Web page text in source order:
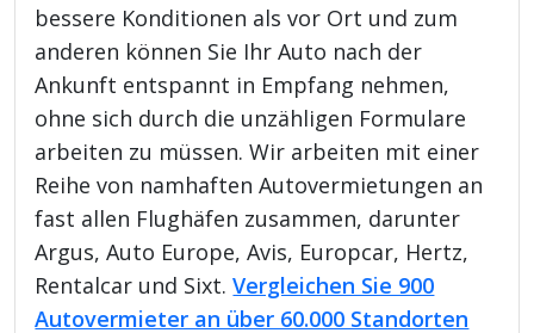
bessere Konditionen als vor Ort und zum
anderen können Sie Ihr Auto nach der
Ankunft entspannt in Empfang nehmen,
ohne sich durch die unzähligen Formulare
arbeiten zu müssen. Wir arbeiten mit einer
Reihe von namhaften Autovermietungen an
fast allen Flughäfen zusammen, darunter
Argus, Auto Europe, Avis, Europcar, Hertz,
Rentalcar und Sixt.Vergleichen Sie 900
Autovermieter an über 60.000 Standorten